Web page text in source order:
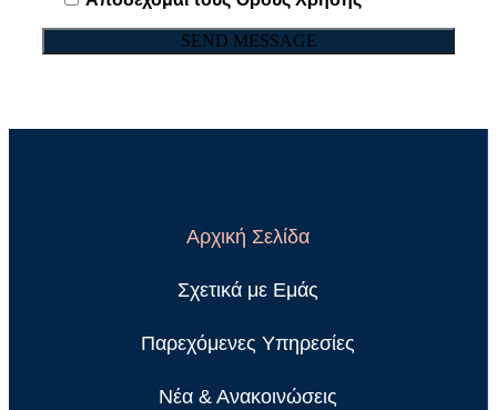
Αρχική Σελίδα
Σχετικά με Εμάς
Παρεχόμενες Υπηρεσίες
Νέα & Ανακοινώσεις